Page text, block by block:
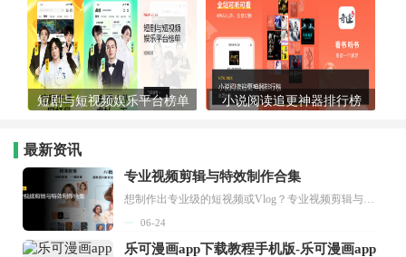
短剧与短视频娱乐平台榜单 小说阅读追更神器排行榜
最新资讯
专业视频剪辑与特效制作合集
想制作出专业级的短视频或Vlog？专业视频剪辑与特效制作大全专题为你提供了从剪辑、抠像到特效包装的全套解决方案。无论是添加炫酷的片头、进行精准的视频抠图，还是制...
06-24
乐可漫画app下载教程手机版-乐可漫画app